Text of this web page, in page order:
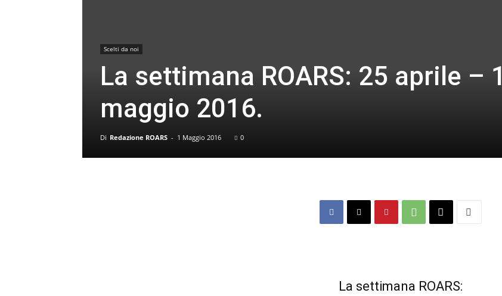
Scelti da noi
La settimana ROARS: 25 aprile – 1
maggio 2016.
Di Redazione ROARS - 1 Maggio 2016 0
La settimana ROARS: